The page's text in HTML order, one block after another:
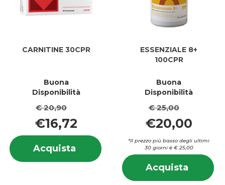
CARNITINE 30CPR
Buona
Disponibilità
€ 20,90
€16,72
Acquista
Acquista CARNITINE
30CPR al
Informazioni
su CARNITINE
30CPR
ESSENZIALE 8+
100CPR
Buona
Disponibilità
€ 25,00
€20,00
*Il prezzo più basso degli ultimi
30 giorni è € 25,00
Acquista